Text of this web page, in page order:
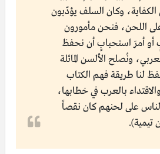
وكان السلف يؤدّبون
اللحن، فنحن مأمورون
أو أمرَ استحبابٍ أن نحفظ
ونُصلح الألسن المائلة
لنا طريقة فهم الكتاب
بالعرب في خطابها،
على لحنهم كان نقصاً
تيمية).